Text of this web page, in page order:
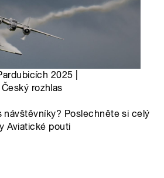
2025 |
Český rozhlas
návštěvníky? Poslechněte si celý
Aviatické pouti